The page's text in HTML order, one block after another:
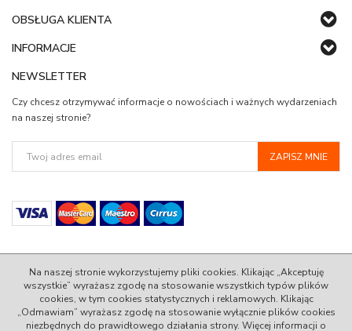
OBSŁUGA KLIENTA
INFORMACJE
NEWSLETTER
Czy chcesz otrzymywać informacje o nowościach i ważnych wydarzeniach
na naszej stronie?
© 2022 AlleStandard.pl - 100% Zadowolenia w Standardzie.
InfoSerwis-oprogramowanie sklepu internetowego
Na naszej stronie wykorzystujemy pliki cookies. Klikając „Akceptuję
wszystkie” wyrażasz zgodę na stosowanie wszystkich typów plików
cookies, w tym cookies statystycznych i reklamowych. Klikając
„Odmawiam” wyrażasz zgodę na stosowanie wyłącznie plików cookies
niezbędnych do prawidłowego działania strony. Więcej informacji o